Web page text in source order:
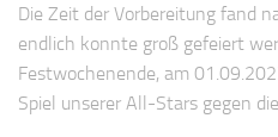
Die Zeit der Vorbereitung fand
endlich konnte groß gefeiert
Festwochenende, am
Spiel unserer All-Stars gegen